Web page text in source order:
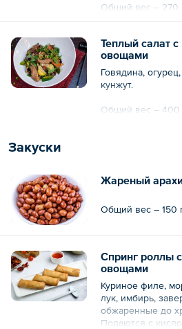
Общий вес – 270
Теплый салат
овощами
Говядина,
кунжут.
Общий вес – 400
Закуски
Жареный
Общий вес – 150
Спринг роллы
овощами
Куриное филе,
лук, имбирь,
обжаренные до
Подаются с